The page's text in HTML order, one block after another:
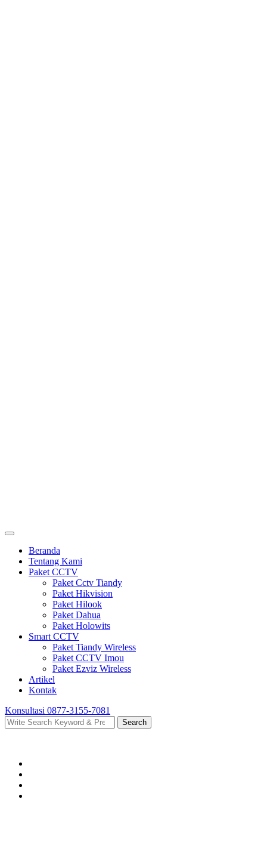
Beranda
Tentang Kami
Paket CCTV
Paket Cctv Tiandy
Paket Hikvision
Paket Hilook
Paket Dahua
Paket Holowits
Smart CCTV
Paket Tiandy Wireless
Paket CCTV Imou
Paket Ezviz Wireless
Artikel
Kontak
Konsultasi 0877-3155-7081
Search
for:
Search